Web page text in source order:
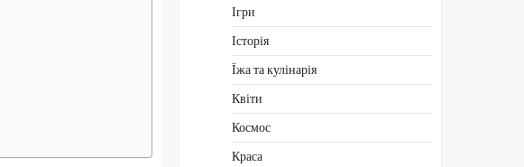
Ігри
Історія
Їжа та кулінарія
Квіти
Космос
Краса